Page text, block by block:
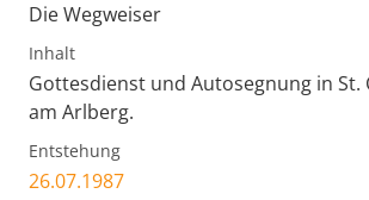
Die Wegweiser
Inhalt
Gottesdienst und Autosegnung in St.
am Arlberg.
Entstehung
26.07.1987